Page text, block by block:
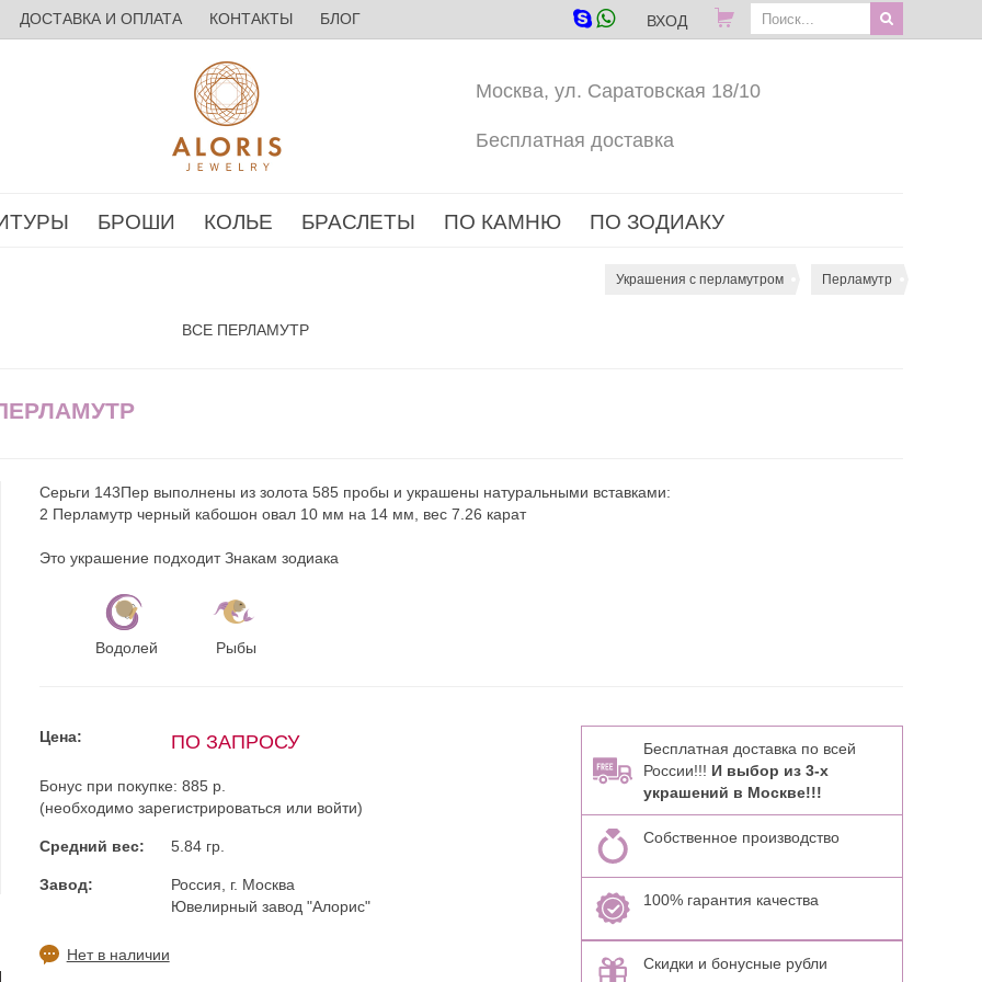
ДОСТАВКА И ОПЛАТА КОНТАКТЫ БЛОГ ВХОД
Москва, ул. Саратовская 18/10
Бесплатная доставка
БРОШИ КОЛЬЕ БРАСЛЕТЫ ПО КАМНЮ ПО ЗОДИАКУ
Украшения с перламутром Перламутр
ВСЕ ПЕРЛАМУТР
Серьги 143Пер выполнены из золота 585 пробы и украшены натуральными вставками:
2 Перламутр черный кабошон овал 10 мм на 14 мм, вес 7.26 карат
Это украшение подходит Знакам зодиака
Водолей Рыбы
Цена: ПО ЗАПРОСУ
Бонус при покупке: 885 р.
(необходимо зарегистрироваться или войти)
Средний вес: 5.84 гр.
Завод:
Россия, г. Москва
Ювелирный завод "Алорис"
Нет в наличии
Бесплатная доставка по всей
России!!! И выбор из 3-х
украшений в Москве!!!
Собственное производство
100% гарантия качества
Скидки и бонусные рубли